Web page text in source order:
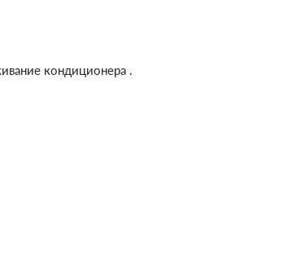
кондиционера .